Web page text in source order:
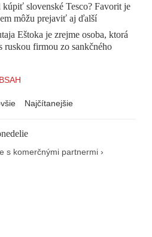
slovenské Tesco? Favorit je
môžu prejaviť aj ďalší
Eštoka je zrejme osoba, ktorá
ruskou firmou zo sankčného
Najčítanejšie
s komerčnými partnermi ›